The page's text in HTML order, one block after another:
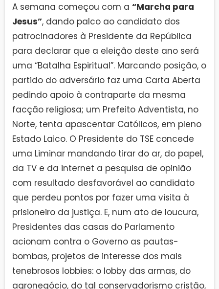
A semana começou com a “Marcha para
Jesus”, dando palco ao candidato dos
patrocinadores à Presidente da República
para declarar que a eleição deste ano será
uma “Batalha Espiritual”. Marcando posição, o
partido do adversário faz uma Carta Aberta
pedindo apoio à contraparte da mesma
facção religiosa; um Prefeito Adventista, no
Norte, tenta apascentar Católicos, em pleno
Estado Laico. O Presidente do TSE concede
uma Liminar mandando tirar do ar, do papel,
da TV e da internet a pesquisa de opinião
com resultado desfavorável ao candidato
que perdeu pontos por fazer uma visita à
prisioneiro da justiça. E, num ato de loucura,
Presidentes das casas do Parlamento
acionam contra o Governo as pautas-
bombas, projetos de interesse dos mais
tenebrosos lobbies: o lobby das armas, do
agronegócio, do tal conservadorismo cristão,